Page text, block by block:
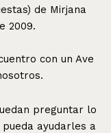
de Mirjana
2009.
con un Ave
preguntar lo
ayudarles a